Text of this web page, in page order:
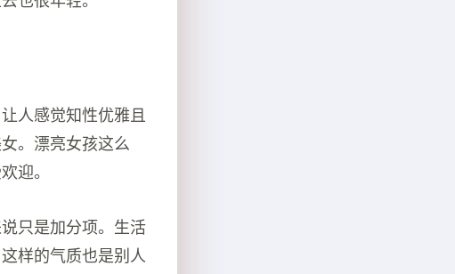
人感觉知性优雅且
。漂亮女孩这么
迎。
只是加分项。生活
样的气质也是别人